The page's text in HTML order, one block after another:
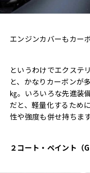
エンジンカバーもカー
というわけでエクステ
と、かなりカーボンが
㎏。いろいろな先進装
だと、軽量化するため
性や強度も併せ持ちま
２コート・ペイント